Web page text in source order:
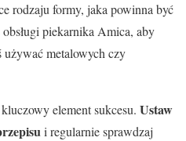
rodzaju formy, jaka powinna być
piekarnika Amica, aby
używać metalowych czy
element sukcesu. Ustaw
i regularnie sprawdzaj